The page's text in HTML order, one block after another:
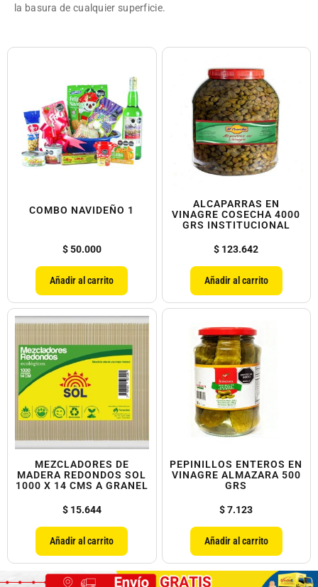
la basura de cualquier superficie.
COMBO NAVIDEÑO 1
$50.000
Añadir al carrito
ALCAPARRAS EN
VINAGRE COSECHA 4000
GRS INSTITUCIONAL
$ 123.642
Añadir al carrito
MEZCLADORES DE
MADERA REDONDOS SOL
1000 X 14 CMS A GRANEL
$15.644
Añadir al carrito
PEPINILLOS ENTEROS EN
VINAGRE ALMAZARA 500
GRS
$7.123
Añadir al carrito